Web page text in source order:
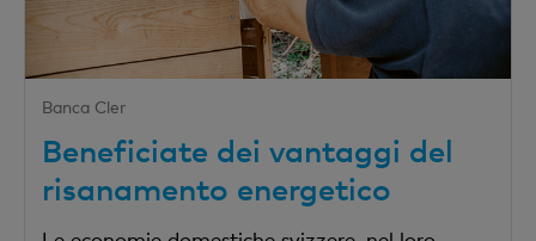
Banca Cler
Beneficiate dei vantaggi del
risanamento energetico